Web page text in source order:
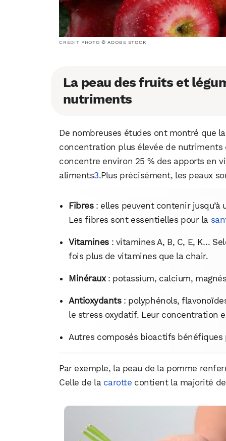
CRÉDIT PHOTO © ADOBE STOCK
La peau des fruits et
nutriments
De nombreuses études ont montré que
concentration plus élevée de nutriments
concentre environ 25 % des apports en
aliments3.Plus précisément, les peaux
Fibres: elles peuvent contenir
Les fibres sont essentielles pour la
Vitamines: vitamines A, B, C, E, K…
fois plus de vitamines que la chair.
Minéraux: potassium, calcium,
Antioxydants: polyphénols,
le stress oxydatif. Leur concentration
Autres composés bioactifs bénéfiques
Par exemple, la peau de la pomme
Celle de la carotte contient la majorité